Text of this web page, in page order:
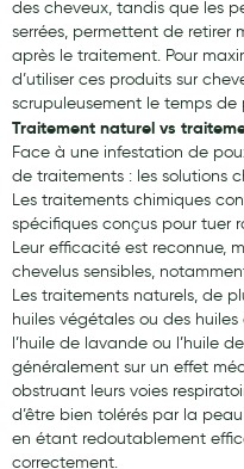
des cheveux, tandis que les
serrées, permettent de retirer
après le traitement. Pour
d’utiliser ces produits sur
scrupuleusement le temps de
Traitement naturel vs
Face à une infestation de
de traitements : les solutions
Les traitements chimiques
spécifiques conçus pour tuer
Leur efficacité est reconnue,
chevelus sensibles,
Les traitements naturels, de
huiles végétales ou des
l’huile de lavande ou l’huile
généralement sur un effet
obstruant leurs voies
d’être bien tolérés par la
en étant redoutablement
correctement.